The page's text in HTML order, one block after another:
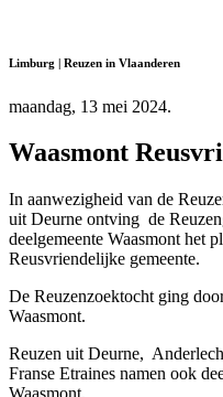
Limburg | Reuzen in Vlaanderen
maandag, 13 mei 2024.
Waasmont
In aanwezigheid van de
uit Deurne ontving de
deelgemeente Waasmont het
Reusvriendelijke gemeente.
De Reuzenzoektocht ging
Waasmont.
Reuzen uit Deurne,
Franse Etraines namen ook